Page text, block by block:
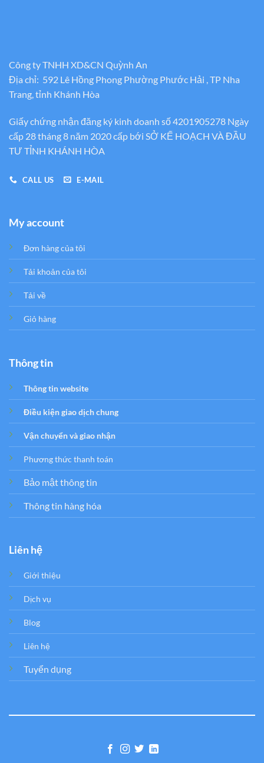
Công ty TNHH XD&CN Quỳnh An
Địa chỉ: 592 Lê Hồng Phong Phường Phước Hải , TP Nha
Trang, tỉnh Khánh Hòa
Giấy chứng nhận đăng ký kinh doanh số 4201905278 Ngày
cấp 28 tháng 8 năm 2020 cấp bới SỞ KẾ HOẠCH VÀ ĐẦU
TƯ TỈNH KHÁNH HÒA
CALL US E-MAIL
My account
Đơn hàng của tôi
Tải khoản của tôi
Tải về
Giỏ hàng
Thông tin
Thông tin website
Điều kiện giao dịch chung
Vận chuyển và giao nhận
Phương thức thanh toán
Bảo mật thông tin
Thông tin hàng hóa
Liên hệ
Giới thiệu
Dịch vụ
Blog
Liên hệ
Tuyển dụng